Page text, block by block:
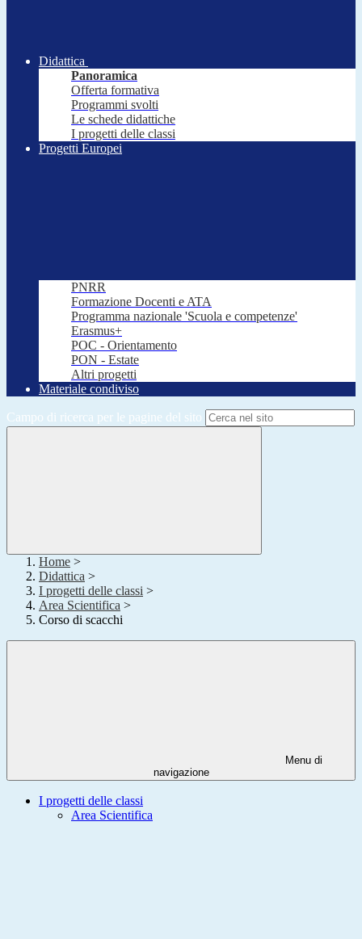
Didattica
Panoramica
Offerta formativa
Programmi svolti
Le schede didattiche
I progetti delle classi
Progetti Europei
PNRR
Formazione Docenti e ATA
Programma nazionale 'Scuola e competenze'
Erasmus+
POC - Orientamento
PON - Estate
Altri progetti
Materiale condiviso
Campo di ricerca per le pagine del sito
Home >
Didattica >
I progetti delle classi >
Area Scientifica >
Corso di scacchi
Menu di
navigazione
I progetti delle classi
Area Scientifica